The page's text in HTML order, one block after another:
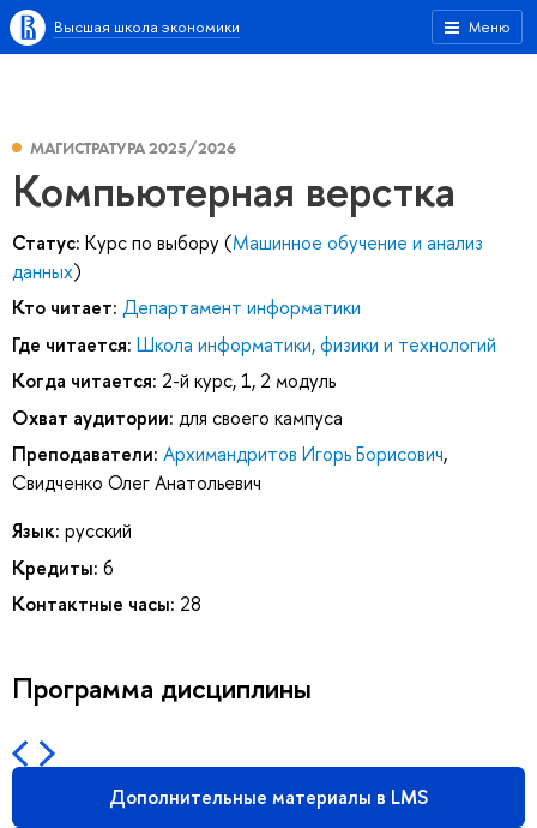
Меню
Высшая школа экономики
МАГИСТРАТУРА 2025/2026
Компьютерная верстка
Статус: Курс по выбору (Машинное обучение и анализ
данных)
Кто читает: Департамент информатики
Где читается: Школа информатики, физики и технологий
Когда читается: 2-й курс, 1, 2 модуль
Охват аудитории: для своего кампуса
Преподаватели: Архимандритов Игорь Борисович,
Свидченко Олег Анатольевич
Язык: русский
Кредиты: 6
Контактные часы: 28
Программа дисциплины
Дополнительные материалы в LMS